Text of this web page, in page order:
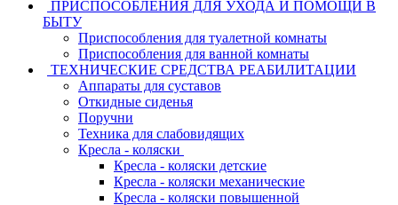
ПРИСПОСОБЛЕНИЯ ДЛЯ УХОДА И ПОМОЩИ В
БЫТУ
Приспособления для туалетной комнаты
Приспособления для ванной комнаты
ТЕХНИЧЕСКИЕ СРЕДСТВА РЕАБИЛИТАЦИИ
Аппараты для суставов
Откидные сиденья
Поручни
Техника для слабовидящих
Кресла - коляски
Кресла - коляски детские
Кресла - коляски механические
Кресла - коляски повышенной